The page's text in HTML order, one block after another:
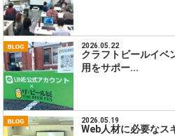
2026.05.22
クラフトビールイベ
用をサポー...
2026.05.19
Web人材に必要なス